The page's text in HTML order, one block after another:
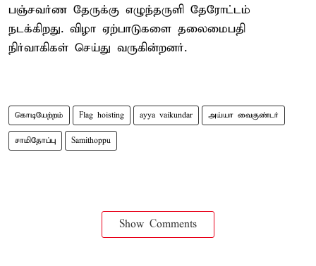
பஞ்சவர்ண தேருக்கு எழுந்தருளி தேரோட்டம்
நடக்கிறது. விழா ஏற்பாடுகளை தலைமைபதி
நிர்வாகிகள் செய்து வருகின்றனர்.
கொடியேற்றம் Flag hoisting ayya vaikundar அய்யா வைகுண்டர்
சாமிதோப்பு Samithoppu
Show Comments